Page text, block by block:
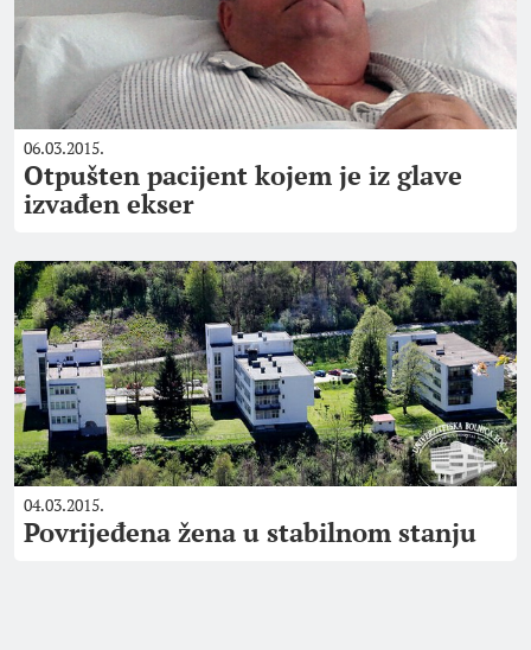
06.03.2015.
Otpušten pacijent kojem je iz glave
izvađen ekser
04.03.2015.
Povrijeđena žena u stabilnom stanju